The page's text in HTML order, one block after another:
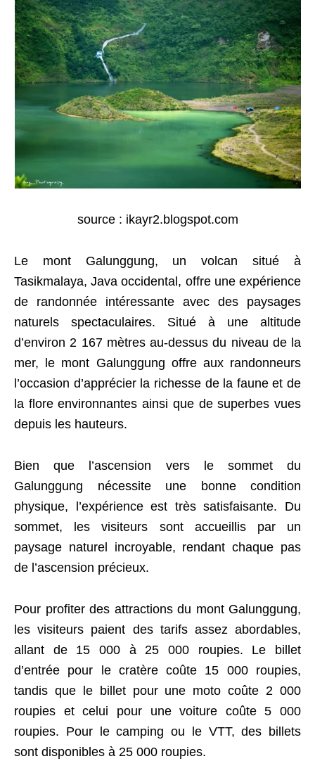
source : ikayr2.blogspot.com
Le mont Galunggung, un volcan situé à
Tasikmalaya, Java occidental, offre une expérience
de randonnée intéressante avec des paysages
naturels spectaculaires. Situé à une altitude
d’environ 2 167 mètres au-dessus du niveau de la
mer, le mont Galunggung offre aux randonneurs
l’occasion d’apprécier la richesse de la faune et de
la flore environnantes ainsi que de superbes vues
depuis les hauteurs.
Bien que l’ascension vers le sommet du
Galunggung nécessite une bonne condition
physique, l’expérience est très satisfaisante. Du
sommet, les visiteurs sont accueillis par un
paysage naturel incroyable, rendant chaque pas
de l’ascension précieux.
Pour profiter des attractions du mont Galunggung,
les visiteurs paient des tarifs assez abordables,
allant de 15 000 à 25 000 roupies. Le billet
d’entrée pour le cratère coûte 15 000 roupies,
tandis que le billet pour une moto coûte 2 000
roupies et celui pour une voiture coûte 5 000
roupies. Pour le camping ou le VTT, des billets
sont disponibles à 25 000 roupies.